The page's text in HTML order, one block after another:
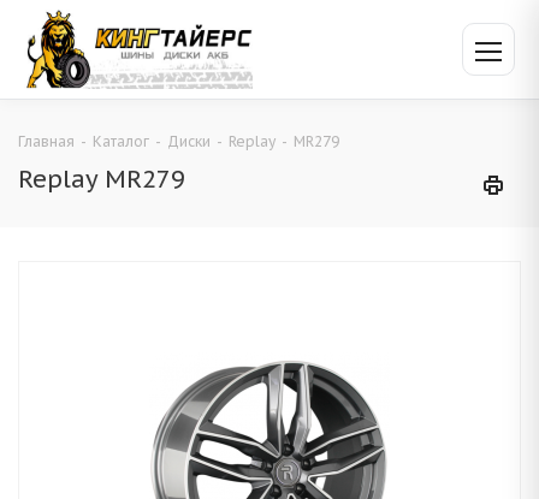
Главная - Каталог - Диски - Replay - MR279
Replay MR279